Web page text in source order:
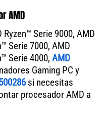
AMD
Serie 9000, AMD
Serie 7000, AMD
Serie 4000, AMD
Gaming PC y
si necesitas
procesador AMD a